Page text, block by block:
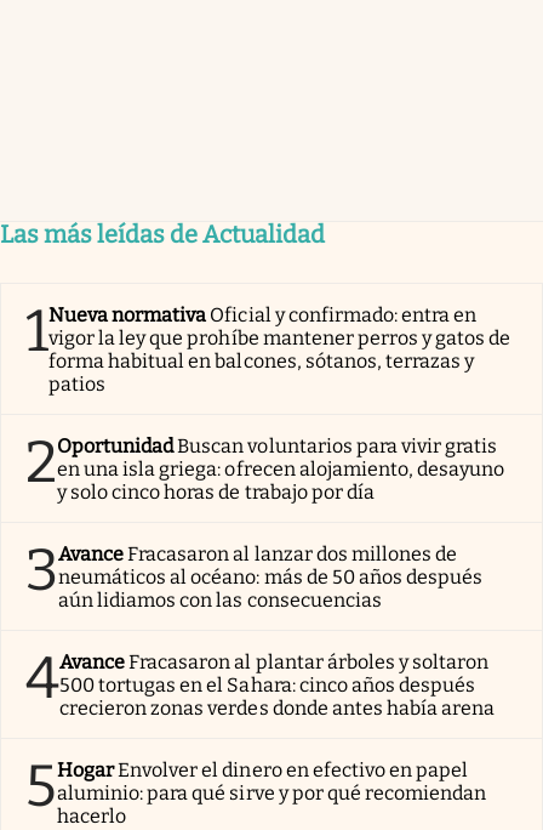
Las más leídas de Actualidad
1Nueva normativa Oficial y confirmado: entra en
vigor la ley que prohíbe mantener perros y gatos de
forma habitual en balcones, sótanos, terrazas y
patios
2OportunidadBuscan voluntarios para vivir gratis
en una isla griega: ofrecen alojamiento, desayuno
y solo cinco horas de trabajo por día
3AvanceFracasaron al lanzar dos millones de
neumáticos al océano: más de 50 años después
aún lidiamos con las consecuencias
4AvanceFracasaron al plantar árboles y soltaron
500 tortugas en el Sahara: cinco años después
crecieron zonas verdes donde antes había arena
5HogarEnvolver el dinero en efectivo en papel
aluminio: para qué sirve y por qué recomiendan
hacerlo